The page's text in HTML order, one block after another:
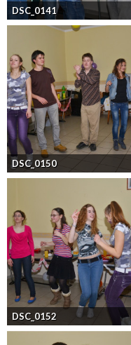
DSC_0141
DSC_0150
DSC_0152